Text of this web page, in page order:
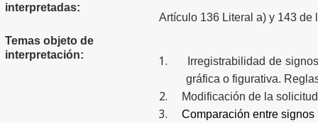
interpretadas:
Artículo 136 Literal a) y 143 de
Temas objeto de
interpretación:
1. Irregistrabilidad de
gráfica o figurativa.
2. Modificación de la
3. Comparación entre